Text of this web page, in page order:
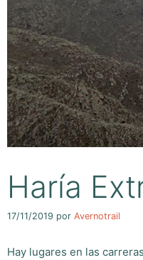
Haría
17/11/2019 por Avernotrail
Hay lugares en las